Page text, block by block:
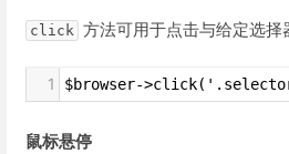
click 方法可用于点击与给定选择
1 $browser-
鼠标悬停